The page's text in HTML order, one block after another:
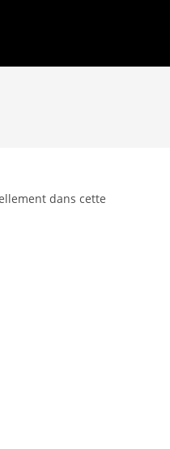
dans cette